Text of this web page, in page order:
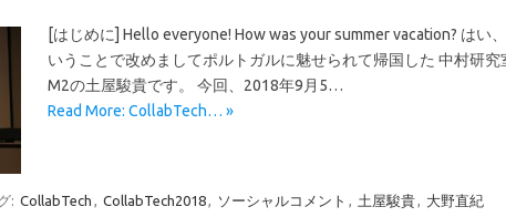
[はじめに] Hello everyone! How was your summer vacation? はい
いうことで改めましてポルトガルに魅せられて帰国した 中村研究
M2の土屋駿貴です。 今回、2018年9月5…
Read More: CollabTech… »
: CollabTech , CollabTech2018, ソーシャルコメント , 土屋駿貴, 大野直紀